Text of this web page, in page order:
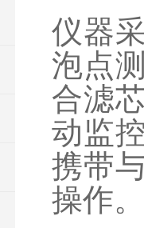
仪器
泡点
合滤
动监
携带
操作。